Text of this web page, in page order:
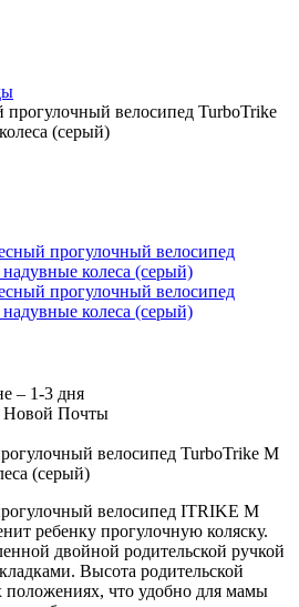
прогулочный велосипед TurboTrike
(серый)
– 1-3 дня
Новой Почты
велосипед TurboTrike M
(серый)
велосипед ITRIKE М
ребенку прогулочную коляску.
двойной родительской ручкой
Высота родительской
положениях, что удобно для мамы